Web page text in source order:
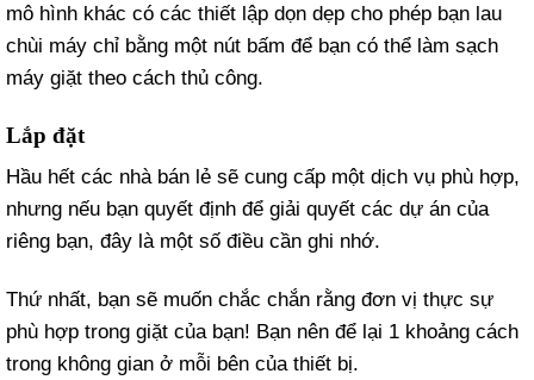
mô hình khác có các thiết lập dọn dẹp cho phép bạn lau
chùi máy chỉ bằng một nút bấm để bạn có thể làm sạch
máy giặt theo cách thủ công.
Lắp đặt
Hầu hết các nhà bán lẻ sẽ cung cấp một dịch vụ phù hợp,
nhưng nếu bạn quyết định để giải quyết các dự án của
riêng bạn, đây là một số điều cần ghi nhớ.
Thứ nhất, bạn sẽ muốn chắc chắn rằng đơn vị thực sự
phù hợp trong giặt của bạn! Bạn nên để lại 1 khoảng cách
trong không gian ở mỗi bên của thiết bị.